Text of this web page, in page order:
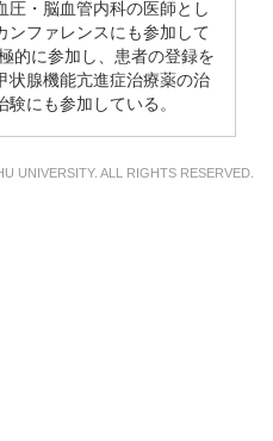
圧・脳血管内科の医師とし
ンファレンスにも参加して
的に参加し、患者の登録を
状腺機能亢進症治療薬の治
にも参加している。
UNIVERSITY. ALL RIGHTS RESERVED.